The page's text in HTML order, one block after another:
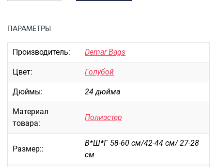
Новинки
Багаж
Чемоданы оптом
Чемоданы детские
Пилоты на колесах
Рюкзаки детские для детских
ПАРАМЕТРЫ
Производитель: Demar Bags
Цвет: Голубой
Дюймы: 24 дюйма
Материал
товара:
Полиэстер
Размер::
В*Ш*Г 58-60 см/42-44 см/ 27-28
см